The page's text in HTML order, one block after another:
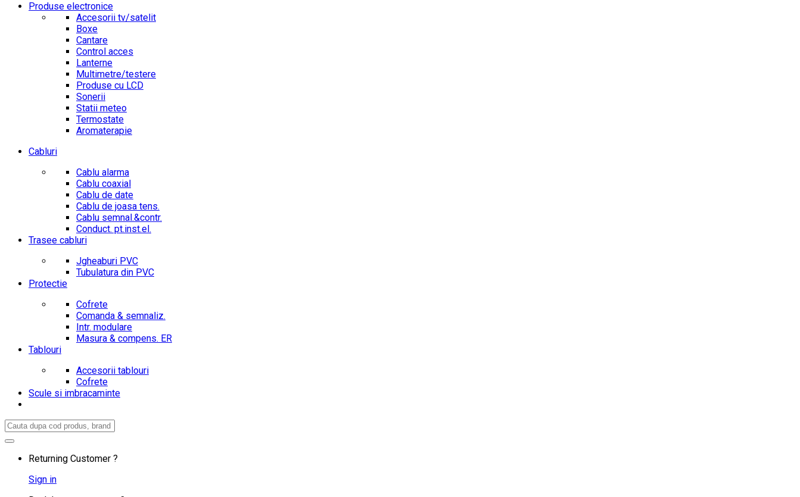
Produse electronice
Accesorii tv/satelit
Boxe
Cantare
Control acces
Lanterne
Multimetre/testere
Produse cu LCD
Sonerii
Statii meteo
Termostate
Aromaterapie
Cabluri
Cablu alarma
Cablu coaxial
Cablu de date
Cablu de joasa tens.
Cablu semnal.&contr.
Conduct. pt.inst.el.
Trasee cabluri
Jgheaburi PVC
Tubulatura din PVC
Protectie
Cofrete
Comanda & semnaliz.
Intr. modulare
Masura & compens. ER
Tablouri
Accesorii tablouri
Cofrete
Scule si imbracaminte
Search
for:
Returning Customer ?
Sign in